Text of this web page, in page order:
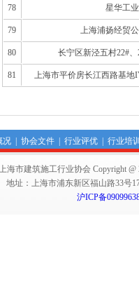
78 星华工
79 上海浦扬经贸
80 长宁区新泾五村22#
81 上海市平价房长江西路基地
况| 协会文件| 行业评优| 行业培
海市建筑施工行业协会 Copyright @
地址：上海市浦东新区福山路33号
沪ICP备